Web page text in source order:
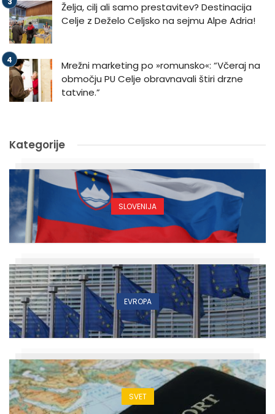
Želja, cilj ali samo prestavitev? Destinacija
Celje z Deželo Celjsko na sejmu Alpe Adria!
Mrežni marketing po »romunsko«: “Včeraj na
območju PU Celje obravnavali štiri drzne
tatvine.”
Kategorije
SLOVENIJA
EVROPA
SVET